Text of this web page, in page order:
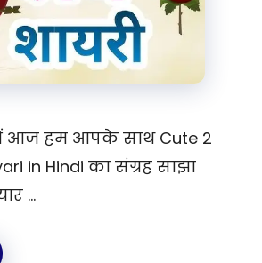
आज हम आपके साथ Cute 2
in Hindi का संग्रह साझा
…